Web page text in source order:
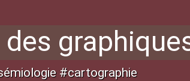
#cartographie